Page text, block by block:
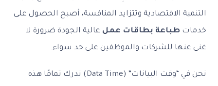
الاقتصادية وتتزايد المنافسة، أصبح الحصول على
طباعة بطاقات عملعالية الجودة ضرورة لا
للشركات والموظفين على حد سواء.
نحن في “وقت البيانات” (Data Time) ندرك تمامًا هذه